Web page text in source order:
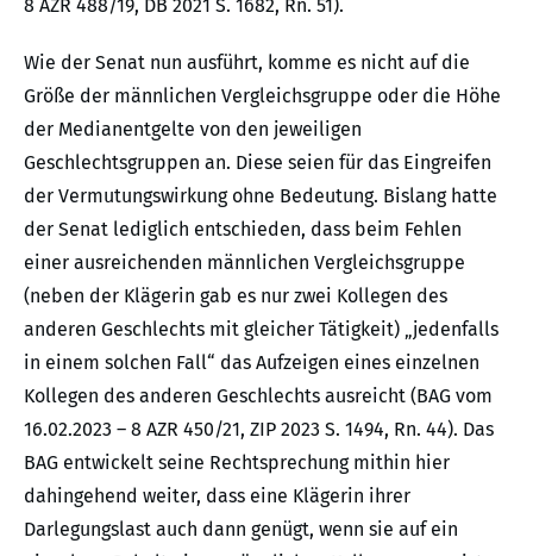
8 AZR 488/19, DB 2021 S. 1682, Rn. 51).
Wie der Senat nun ausführt, komme es nicht auf die
Größe der männlichen Vergleichsgruppe oder die Höhe
der Medianentgelte von den jeweiligen
Geschlechtsgruppen an. Diese seien für das Eingreifen
der Vermutungswirkung ohne Bedeutung. Bislang hatte
der Senat lediglich entschieden, dass beim Fehlen
einer ausreichenden männlichen Vergleichsgruppe
(neben der Klägerin gab es nur zwei Kollegen des
anderen Geschlechts mit gleicher Tätigkeit) „jedenfalls
in einem solchen Fall“ das Aufzeigen eines einzelnen
Kollegen des anderen Geschlechts ausreicht (BAG vom
16.02.2023 – 8 AZR 450/21, ZIP 2023 S. 1494, Rn. 44). Das
BAG entwickelt seine Rechtsprechung mithin hier
dahingehend weiter, dass eine Klägerin ihrer
Darlegungslast auch dann genügt, wenn sie auf ein